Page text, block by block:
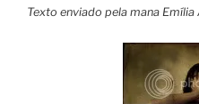
Texto enviado pela mana Emília